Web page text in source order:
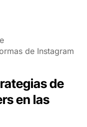
de Instagram
de
en las